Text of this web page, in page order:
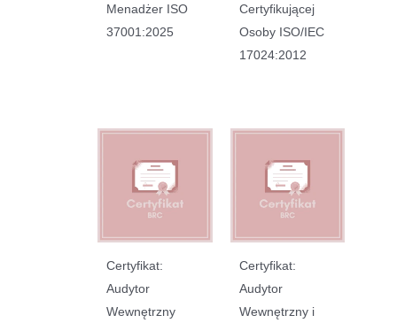
Menadżer ISO
37001:2025
Certyfikującej
Osoby ISO/IEC
17024:2012
Certyfikat:
Audytor
Wewnętrzny
Certyfikat:
Audytor
Wewnętrzny i